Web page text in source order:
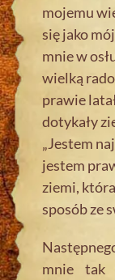
mojemu
się jako
mnie w
wielką
prawie
dotykały
„Jestem
jestem
ziemi,
sposób ze
mnie tak